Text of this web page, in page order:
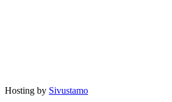
Hosting by Sivustamo